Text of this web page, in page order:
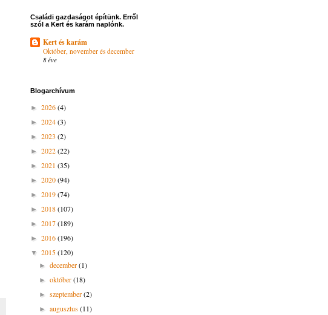
Családi gazdaságot építünk. Erről
szól a Kert és karám naplónk.
Kert és karám
Október, november és december
8 éve
Blogarchívum
► 2026(4)
► 2024(3)
► 2023 (2)
► 2022(22)
► 2021 (35)
► 2020(94)
► 2019(74)
► 2018(107)
► 2017(189)
► 2016(196)
▼ 2015(120)
►december(1)
►október(18)
►szeptember(2)
►augusztus(11)